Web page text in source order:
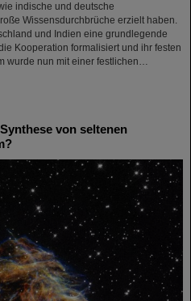
indische und deutsche
Wissensdurchbrüche erzielt haben.
und Indien eine grundlegende
Kooperation formalisiert und ihr festen
wurde nun mit einer festlichen…
von seltenen